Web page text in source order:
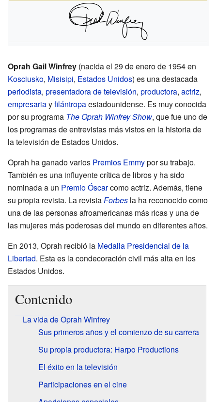
Oprah Gail Winfrey (nacida el 29 de enero de 1954 en
Kosciusko, Misisipi, Estados Unidos) es una destacada
periodista, presentadora de televisión, productora, actriz,
empresariayfilántropaestadounidense. Es muy conocida
por su programa The Oprah Winfrey Show, que fue uno de
los programas de entrevistas más vistos en la historia de
la televisión de Estados Unidos.
Oprah ha ganado varios Premios Emmypor su trabajo.
También es una influyente crítica de libros y ha sido
nominada a un Premio Óscarcomo actriz. Además, tiene
su propia revista. La revistaForbes la ha reconocido como
una de las personas afroamericanas más ricas y una de
las mujeres más poderosas del mundo en diferentes años.
En 2013, Oprah recibió la Medalla Presidencial de la
Libertad. Esta es la condecoración civil más alta en los
Estados Unidos.
Contenido
La vida de Oprah Winfrey
Sus primeros años y el comienzo de su carrera
Su propia productora: Harpo Productions
El éxito en la televisión
Participaciones en el cine